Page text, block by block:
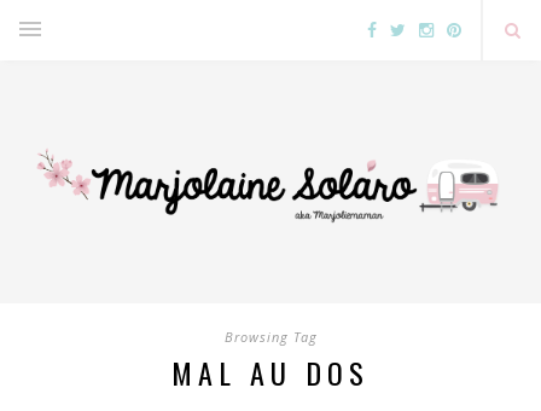
Browsing Tag
MAL AU DOS